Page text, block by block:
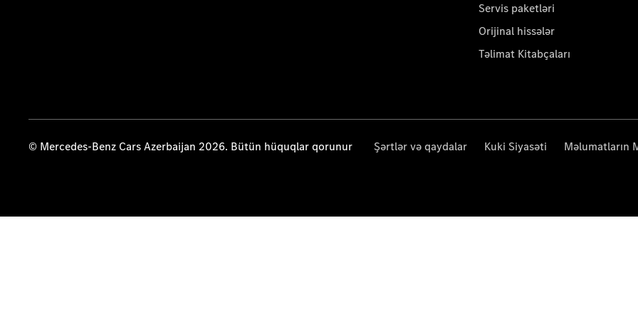
Servis paketləri
Orijinal hissələr
Təlimat Kitabçaları
© Mercedes-Benz Cars Azerbaijan 2026. Bütün hüquqlar qorunur Şərtlər və qaydalar Kuki Siyasəti Məlumatların